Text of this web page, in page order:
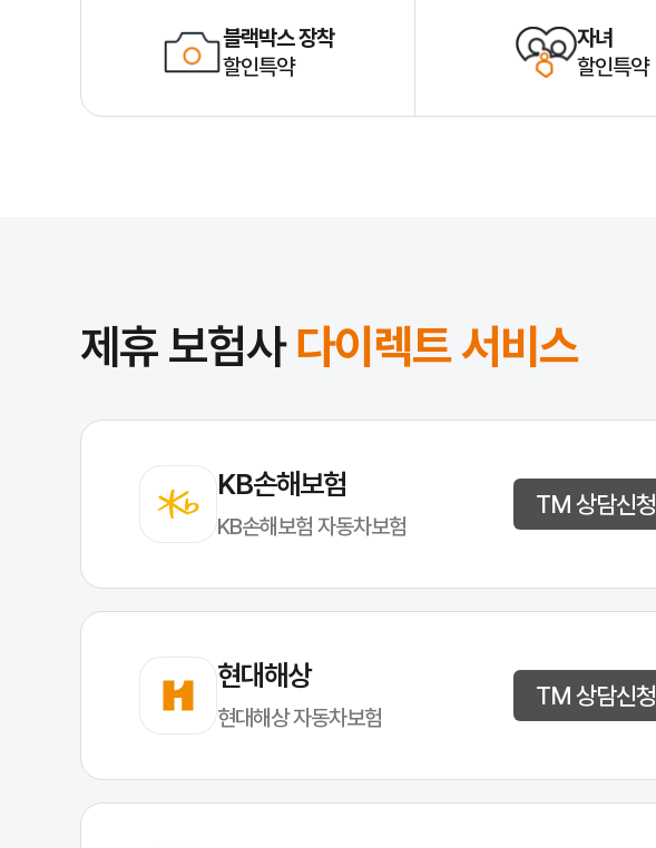
블랙박스 장착
할인특약
자녀
할인특약
제휴 보험사다이렉트 서비스
KB손해보험
KB손해보험 자동차보험
TM 상담신청
현대해상
현대해상 자동차보험
TM 상담신청